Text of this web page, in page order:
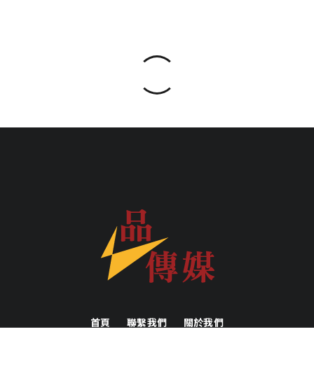
首頁 聯繫我們 關於我們